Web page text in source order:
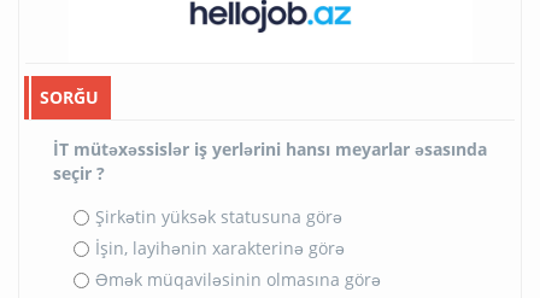
SORĞU
İT mütəxəssislər iş yerlərini hansı meyarlar əsasında
seçir ?
Şirkətin yüksək statusuna görə
İşin, layihənin xarakterinə görə
Əmək müqaviləsinin olmasına görə